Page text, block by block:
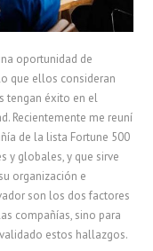
oportunidad de
que ellos consideran
tengan éxito en el
Recientemente me reuní
de la lista Fortune 500
y globales, y que sirve
organización e
son los dos factores
compañías, sino para
estos hallazgos.